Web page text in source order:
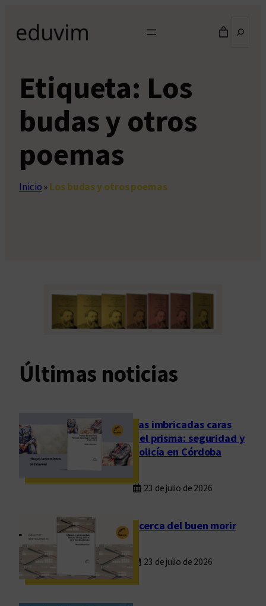
contenido
Etiqueta: Los
budas y otros
poemas
Inicio»Los budas y otros poemas
Últimas noticias
Las imbricadas caras
del prisma: seguridad y
policía en Córdoba
23 de julio de 2026
Acerca del buen morir
23 de julio de 2026